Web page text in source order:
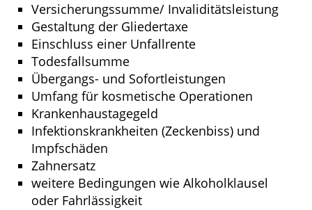
Versicherungssumme/ Invaliditätsleistung
Gestaltung der Gliedertaxe
Einschluss einer Unfallrente
Todesfallsumme
Übergangs- und Sofortleistungen
Umfang für kosmetische Operationen
Krankenhaustagegeld
Infektionskrankheiten (Zeckenbiss) und
Impfschäden
Zahnersatz
weitere Bedingungen wie Alkoholklausel
oder Fahrlässigkeit